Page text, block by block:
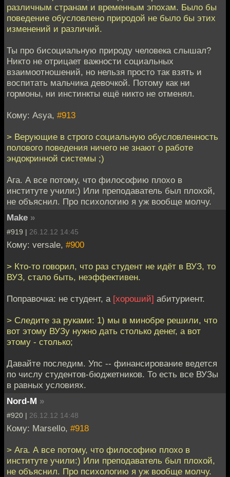
различным странам и временным эпохам. Было бы
поведение обусловлено природой не было бы этих
изменений и различий.
Ты про бисоциальную природу человека слышал?
Никто не отрицает важности социальных
взаимоотношений, но нельзя просто так взять и
воспитать мальчика девочкой. Потому как ни
гормоны, ни инстинкты ещё никто не отменял.
Кому: Asya, #913
> Верующие в строго социальную обусловленность
полового поведения ничего не знают о работе
эндокринной системы ;)
Ага. А все потому, что философию плохо в
институте учили:) Или преподаватель был плохой,
не объяснил. Про психологию я уж вообще молчу.
Make »
#919 | 26.12.12 14:45
Кому: versale, #900
> Кто-то говорил, что раз студент не идёт в ВУЗ, то
ВУЗ, стало быть, неэффективен.
Поправочка: не студент, а [хороший] абитуриент.
> Следите за руками: 1) мы в минобре решили, что
вот этому ВУЗу нужно дать столько денег, а вот
этому - столько;
Давайте последим. Упс -- финансирование ведется
по числу студентов-бюджетников. То есть все ВУЗы
в равных условиях.
Nord-M »
#920 | 26.12.12 14:48
Кому: Marsello, #918
> Ага. А все потому, что философию плохо в
институте учили:) Или преподаватель был плохой,
не объяснил. Про психологию я уж вообще молчу.